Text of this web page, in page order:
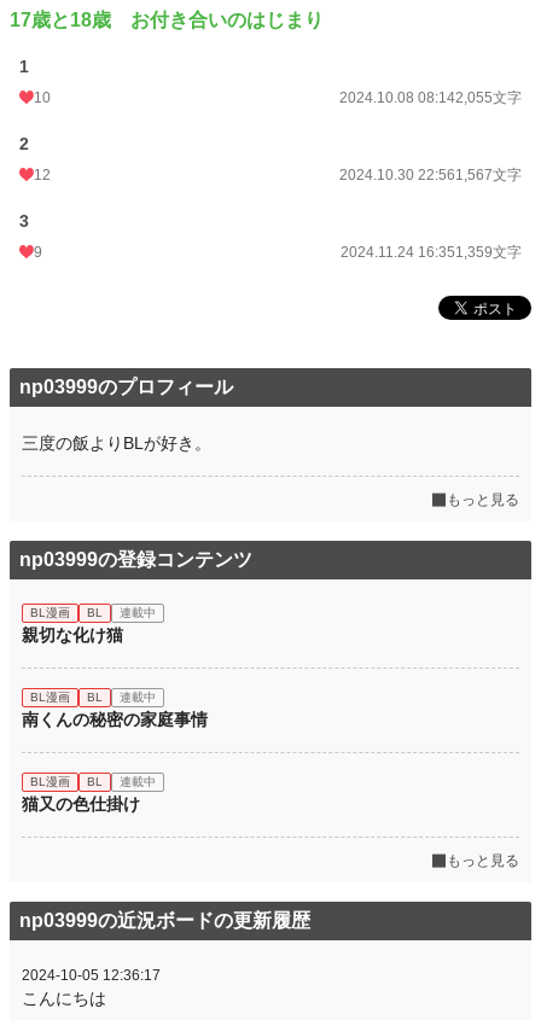
17歳と18歳 お付き合いのはじまり
1
10 2024.10.08 08:142,055文字
2
12 2024.10.30 22:561,567文字
3
9 2024.11.24 16:351,359文字
np03999のプロフィール
三度の飯よりBLが好き。
もっと見る
np03999の登録コンテンツ
BL漫画 BL 連載中
親切な化け猫
BL漫画 BL 連載中
南くんの秘密の家庭事情
BL漫画 BL 連載中
猫又の色仕掛け
もっと見る
np03999の近況ボードの更新履歴
2024-10-05 12:36:17
こんにちは